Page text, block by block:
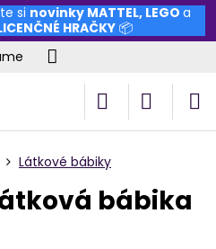
si novinky MATTEL, LEGO a
HRAČKY📦
Látkové bábiky
bábika